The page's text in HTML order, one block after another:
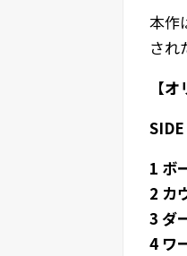
本作
され
【
1 ボ
2 カ
3 ダ
4 ワ